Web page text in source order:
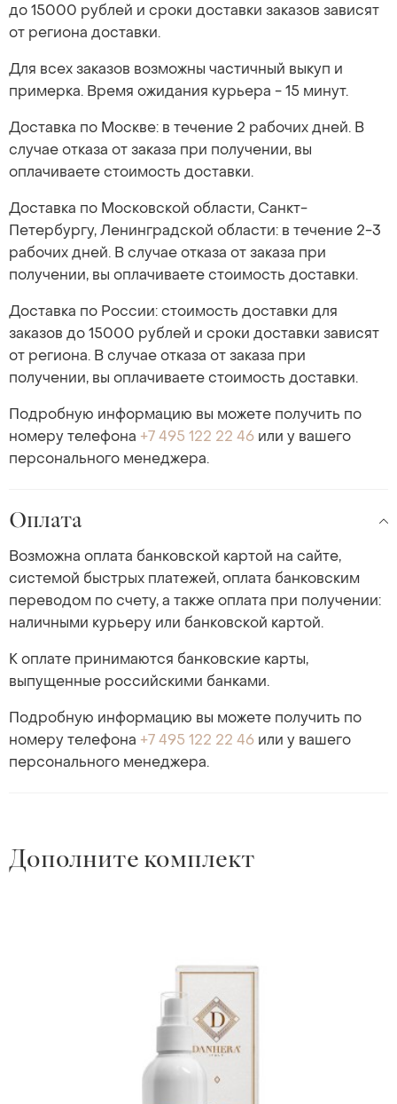
до 15000 рублей и сроки доставки заказов зависят
от региона доставки.
Для всех заказов возможны частичный выкуп и
примерка. Время ожидания курьера - 15 минут.
Доставка по Москве: в течение 2 рабочих дней. В
случае отказа от заказа при получении, вы
оплачиваете стоимость доставки.
Доставка по Московской области, Санкт-
Петербургу, Ленинградской области: в течение 2-3
рабочих дней. В случае отказа от заказа при
получении, вы оплачиваете стоимость доставки.
Доставка по России: стоимость доставки для
заказов до 15000 рублей и сроки доставки зависят
от региона. В случае отказа от заказа при
получении, вы оплачиваете стоимость доставки.
Подробную информацию вы можете получить по
номеру телефона +7 495 122 22 46 или у вашего
персонального менеджера.
Оплата
Возможна оплата банковской картой на сайте,
системой быстрых платежей, оплата банковским
переводом по счету, а также оплата при получении:
наличными курьеру или банковской картой.
К оплате принимаются банковские карты,
выпущенные российскими банками.
Подробную информацию вы можете получить по
номеру телефона +7 495 122 22 46 или у вашего
персонального менеджера.
Дополните комплект